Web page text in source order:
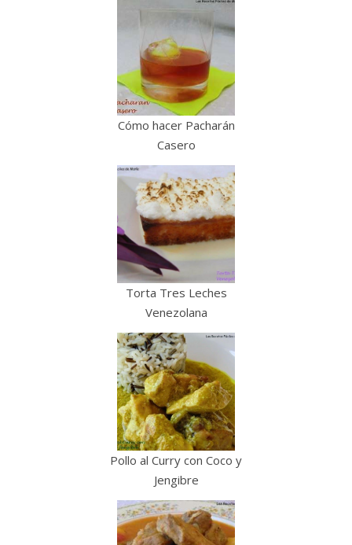
Cómo hacer Pacharán
Casero
Torta Tres Leches
Venezolana
Pollo al Curry con Coco y
Jengibre